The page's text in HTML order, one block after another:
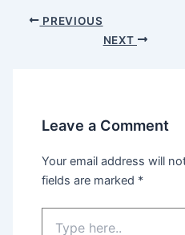
Post PREVIOUS
NEXT
Leave a Comment
Your email address will
fields are marked *
here..